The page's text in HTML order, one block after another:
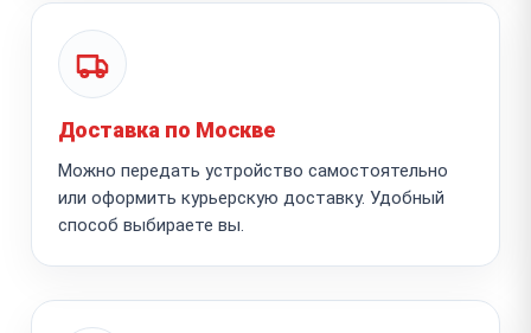
Доставка по Москве
Можно передать устройство самостоятельно
или оформить курьерскую доставку. Удобный
способ выбираете вы.